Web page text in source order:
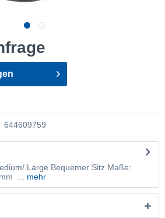
644609759
Large Bequemer Sitz Maße:
...
mehr